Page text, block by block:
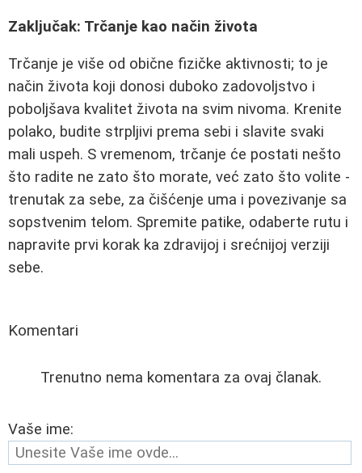
Zaključak: Trčanje kao način života
Trčanje je više od obične fizičke aktivnosti; to je
način života koji donosi duboko zadovoljstvo i
poboljšava kvalitet života na svim nivoma. Krenite
polako, budite strpljivi prema sebi i slavite svaki
mali uspeh. S vremenom, trčanje će postati nešto
što radite ne zato što morate, već zato što volite -
trenutak za sebe, za čišćenje uma i povezivanje sa
sopstvenim telom. Spremite patike, odaberte rutu i
napravite prvi korak ka zdravijoj i srećnijoj verziji
sebe.
Komentari
Trenutno nema komentara za ovaj članak.
Vaše ime: